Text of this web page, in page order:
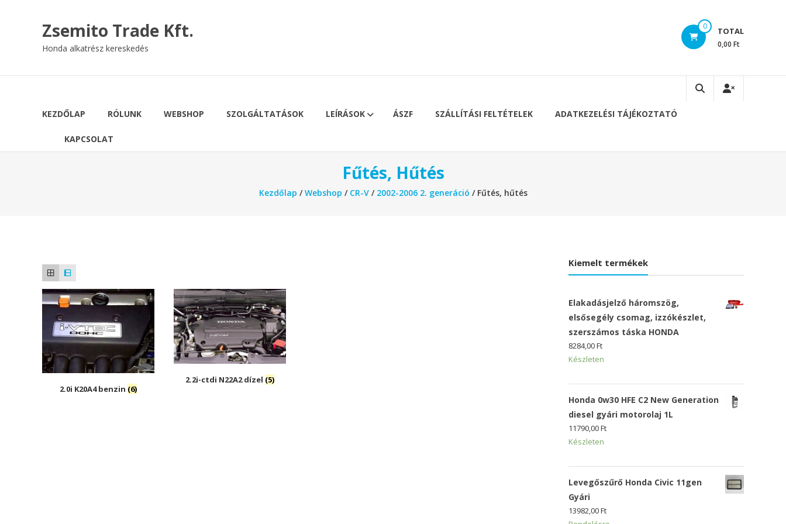
Zsemito Trade Kft.
Honda alkatrész kereskedés
0 TOTAL
0,00 Ft
KEZDŐLAP RÓLUNK WEBSHOP SZOLGÁLTATÁSOK LEÍRÁSOK ÁSZF SZÁLLÍTÁSI FELTÉTELEK ADATKEZELÉSI TÁJÉKOZTATÓ
KAPCSOLAT
Fűtés, Hűtés
Kezdőlap /Webshop / CR-V/ 2002-2006 2. generáció / Fűtés, hűtés
2.0i K20A4 benzin (6)
2.2i-ctdi N22A2 dízel (5)
Kiemelt termékek
Elakadásjelző háromszög,
elsősegély csomag, izzókészlet,
szerszámos táska HONDA
8284,00Ft
Készleten
Honda 0w30 HFE C2 New Generation
diesel gyári motorolaj 1L
11790,00Ft
Készleten
Levegőszűrő Honda Civic 11gen
Gyári
13982,00Ft